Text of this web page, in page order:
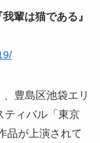
輩は猫である』
豊島区池袋エリ
ティバル「東京
品が上演されて